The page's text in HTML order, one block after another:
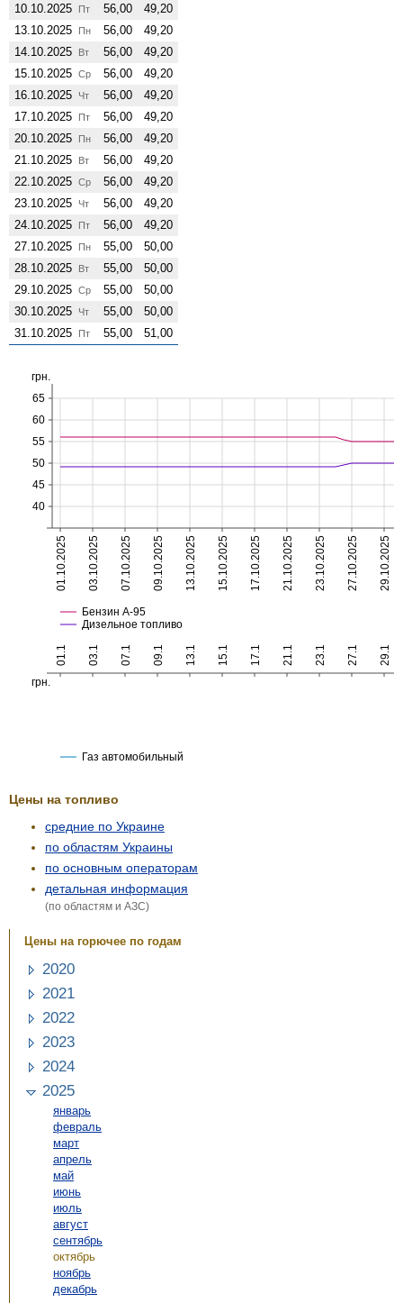
10.10.2025
Пт 56,00
49,20
13.10.2025
Пн 56,00
49,20
14.10.2025
Вт 56,00
49,20
15.10.2025 Ср 56,00
49,20
16.10.2025
Чт 56,00
49,20
17.10.2025
Пт 56,00
49,20
20.10.2025
Пн 56,00
49,20
21.10.2025
Вт 56,00
49,20
22.10.2025 Ср 56,00
49,20
23.10.2025
Чт 56,00
49,20
24.10.2025
Пт 56,00
49,20
27.10.2025
Пн 55,00
50,00
28.10.2025
Вт 55,00
50,00
29.10.2025 Ср 55,00
50,00
30.10.2025
Чт 55,00
50,00
31.10.2025
Пт 55,00 51,00
Цены на топливо
средние по Украине
по областям Украины
по основным операторам
детальная информация
(по областям и АЗС)
Цены на горючее по годам
2020
2021
2022
2023
2024
2025
январь
февраль
март
апрель
май
июнь
июль
август
сентябрь
октябрь
ноябрь
декабрь